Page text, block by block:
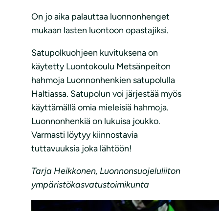
On jo aika palauttaa luonnonhenget
mukaan lasten luontoon opastajiksi.
Satupolkuohjeen kuvituksena on
käytetty Luontokoulu Metsänpeiton
hahmoja Luonnonhenkien satupolulla
Haltiassa. Satupolun voi järjestää myös
käyttämällä omia mieleisiä hahmoja.
Luonnonhenkiä on lukuisa joukko.
Varmasti löytyy kiinnostavia
tuttavuuksia joka lähtöön!
Tarja Heikkonen, Luonnonsuojeluliiton
ympäristökasvatustoimikunta